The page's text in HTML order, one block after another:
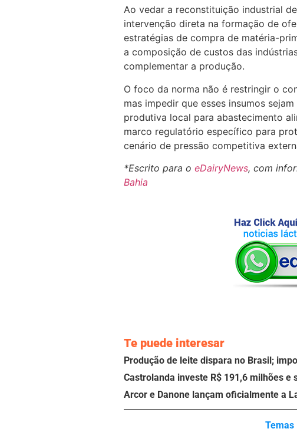
Ao vedar a reconstituição industrial
intervenção direta na formação de
estratégias de compra de matéria-
a composição de custos das
complementar a produção.
O foco da norma não é restringir o
mas impedir que esses insumos
produtiva local para abastecimento
marco regulatório específico para
cenário de pressão competitiva
*Escrito para o eDairyNews, com
Bahia
Te puede interesar
Produção de leite dispara no Brasil;
Castrolanda investe R$ 191,6 milhões e
Arcor e Danone lançam oficialmente a
Temas |